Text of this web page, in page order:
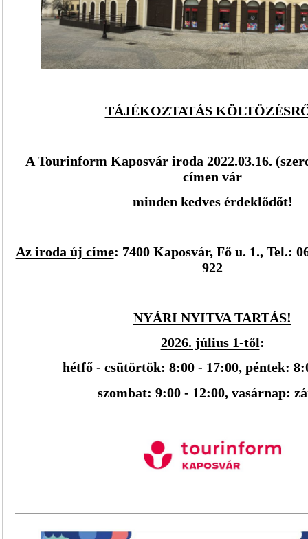
TÁJÉKOZTATÁS
A Tourinform Kaposvár iroda 2022.03.16.
címen vár
minden kedves érdeklődőt!
Az iroda új címe: 7400 Kaposvár, Fő u. 1., Tel.:
922
NYÁRI NYITVA TARTÁS!
2026. július 1-től:
hétfő - csütörtök: 8:00 - 17:00, péntek:
szombat: 9:00 - 12:00, vasárnap: